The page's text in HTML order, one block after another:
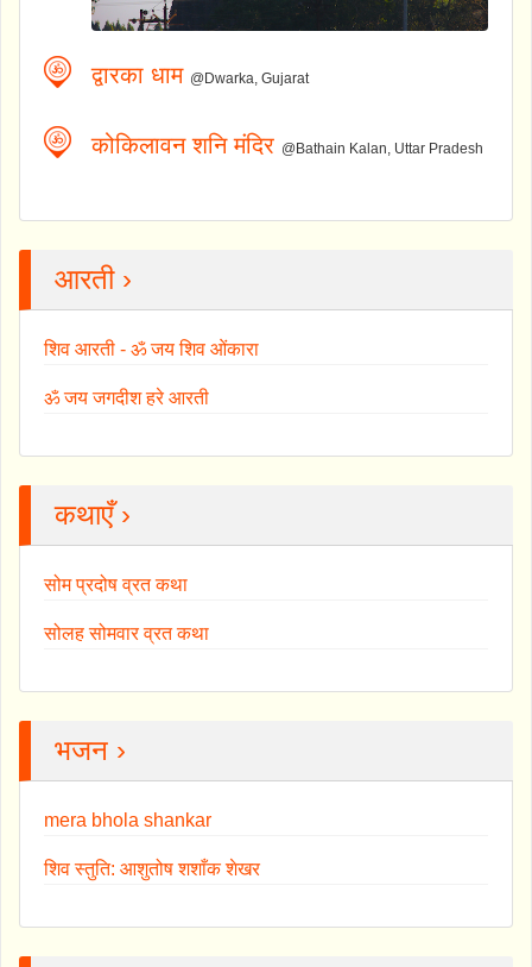
द्वारका धाम @Dwarka, Gujarat
कोकिलावन शनि मंदिर @Bathain Kalan, Uttar Pradesh
आरती ›
शिव आरती - ॐ जय शिव ओंकारा
ॐ जय जगदीश हरे आरती
कथाएँ ›
सोम प्रदोष व्रत कथा
सोलह सोमवार व्रत कथा
भजन ›
mera bhola shankar
शिव स्तुति: आशुतोष शशाँक शेखर